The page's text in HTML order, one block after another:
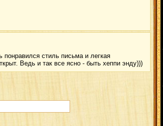
стиль письма и легкая
Ведь и так все ясно - быть хеппи энду)))